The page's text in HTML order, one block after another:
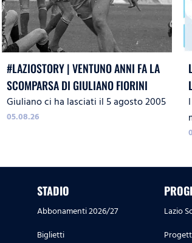
#LAZIOSTORY | VENTUNO ANNI FA LA
SCOMPARSA DI GIULIANO FIORINI
Giuliano ci ha lasciati il 5 agosto 2005
05.08.26
STADIO
Abbonamenti 2026/27
Biglietti
Lazio